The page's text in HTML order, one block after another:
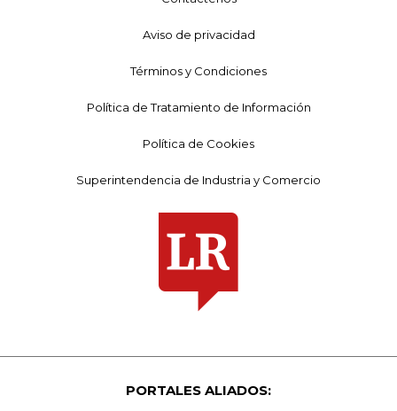
Aviso de privacidad
Términos y Condiciones
Política de Tratamiento de Información
Política de Cookies
Superintendencia de Industria y Comercio
PORTALES ALIADOS: